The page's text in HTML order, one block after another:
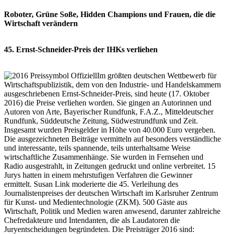
Roboter, Grüne Soße, Hidden Champions und Frauen, die die
Wirtschaft verändern
45. Ernst-Schneider-Preis der IHKs verliehen
Im größten deutschen Wettbewerb für
Wirt­schaftspubli­zistik, dem von den Industrie- und Handelskammern
ausgeschriebenen Ernst-Schneider-Preis, sind heute (17. Oktober
2016) die Preise ver­lie­hen worden. Sie gingen an Autorinnen und
Autoren von Arte, Bayerischer Rundfunk, F.A.Z., Mitteldeutscher
Rundfunk, Süddeutsche Zeitung, Südwestrundfunk und Zeit.
Insgesamt wurden Preisgelder in Höhe von 40.000 Euro vergeben.
Die ausgezeichneten Beiträge vermitteln auf besonders verständliche
und interessante, teils spannende, teils unterhaltsame Weise
wirtschaftliche Zusammenhänge. Sie wurden in Fernsehen und
Radio ausgestrahlt, in Zeitungen gedruckt und online verbreitet. 15
Jurys hatten in einem mehrstufigen Verfahren die Gewinner
ermittelt. Susan Link moderierte die 45. Verleihung des
Journalistenpreises der deutschen Wirtschaft im Karlsruher Zentrum
für Kunst- und Medientechnologie (ZKM). 500 Gäste aus
Wirtschaft, Politik und Medien waren anwesend, darunter zahlreiche
Chefredakteure und Intendanten, die als Laudatoren die
Juryentscheidungen begründeten. Die Preisträger 2016 sind: